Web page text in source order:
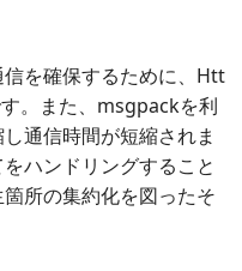
を確保するために、Htt
。また、msgpackを利
通信時間が短縮されま
ハンドリングすること
所の集約化を図ったそ